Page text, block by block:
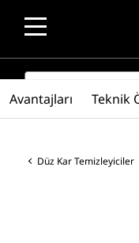
SEARCH
Düz Kar Temizleyiciler
Avantajları Teknik